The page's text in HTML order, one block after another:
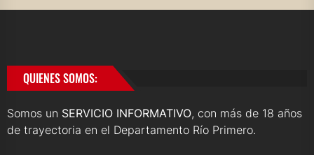
QUIENES SOMOS:
Somos un SERVICIO INFORMATIVO, con más de 18 años
de trayectoria en el Departamento Río Primero.